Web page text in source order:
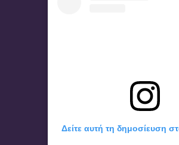
Δείτε αυτή τη δημοσίευση